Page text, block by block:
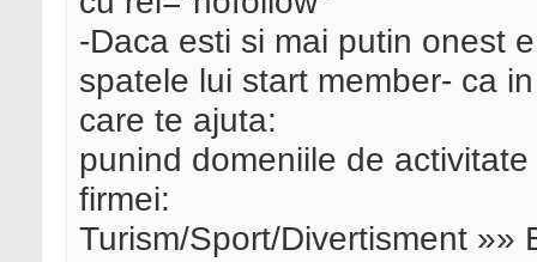
-Daca esti si mai putin onest
spatele lui start member- ca
care te ajuta:
punind domeniile de
firmei:
Turism/Sport/Divertisment »»